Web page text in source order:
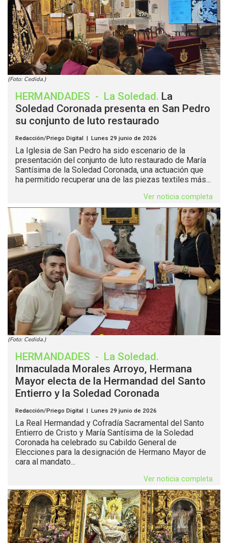
(Foto: Cedida.)
HERMANDADES - La Soledad. La
Soledad Coronada presenta en San Pedro
su conjunto de luto restaurado
Redacción/Priego Digital | Lunes 29 junio de 2026
La Iglesia de San Pedro ha sido escenario de la
presentación del conjunto de luto restaurado de María
Santísima de la Soledad Coronada, una actuación que
ha permitido recuperar una de las piezas textiles más...
Ver noticia completa
(Foto: Cedida.)
HERMANDADES - La Soledad.
Inmaculada Morales Arroyo, Hermana
Mayor electa de la Hermandad del Santo
Entierro y la Soledad Coronada
Redacción/Priego Digital | Lunes 29 junio de 2026
La Real Hermandad y Cofradía Sacramental del Santo
Entierro de Cristo y María Santísima de la Soledad
Coronada ha celebrado su Cabildo General de
Elecciones para la designación de Hermano Mayor de
cara al mandato...
Ver noticia completa